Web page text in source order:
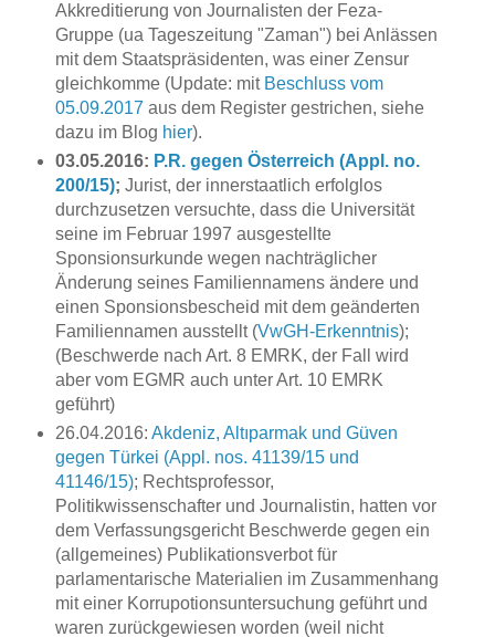
Akkreditierung von Journalisten der Feza-
Gruppe (ua Tageszeitung "Zaman") bei Anlässen
mit dem Staatspräsidenten, was einer Zensur
gleichkomme (Update: mit Beschluss vom
05.09.2017 aus dem Register gestrichen, siehe
dazu im Blog hier).
03.05.2016: P.R. gegen Österreich (Appl. no.
200/15); Jurist, der innerstaatlich erfolglos
durchzusetzen versuchte, dass die Universität
seine im Februar 1997 ausgestellte
Sponsionsurkunde wegen nachträglicher
Änderung seines Familiennamens ändere und
einen Sponsionsbescheid mit dem geänderten
Familiennamen ausstellt (VwGH-Erkenntnis);
(Beschwerde nach Art. 8 EMRK, der Fall wird
aber vom EGMR auch unter Art. 10 EMRK
geführt)
26.04.2016: Akdeniz, Altıparmak und Güven
gegen Türkei (Appl. nos. 41139/15 und
41146/15); Rechtsprofessor,
Politikwissenschafter und Journalistin, hatten vor
dem Verfassungsgericht Beschwerde gegen ein
(allgemeines) Publikationsverbot für
parlamentarische Materialien im Zusammenhang
mit einer Korrupotionsuntersuchung geführt und
waren zurückgewiesen worden (weil nicht